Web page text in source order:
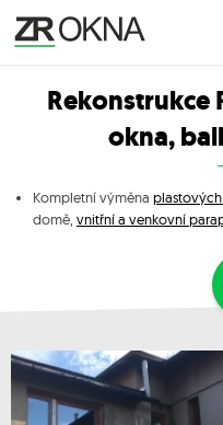
Rekonstrukce
okna,
Kompletní výměna
domě, vnitřní a venkovní